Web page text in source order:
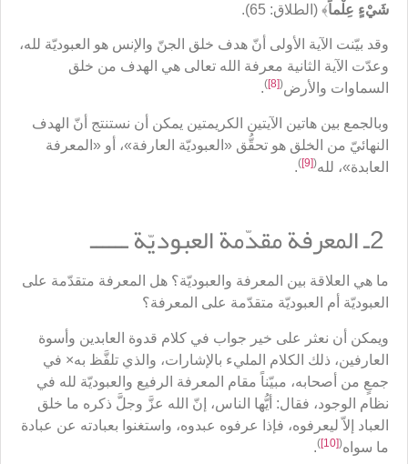
شَيْءٍ عِلْماً﴾ (الطلاق: 65).
وقد بيّنت الآية الأولى أنّ هدف خلق الجنّ والإنس هو العبوديّة لله،
وعدّت الآية الثانية معرفة الله تعالى هي الهدف من خلق
السماوات والأرض(
[8]
)
.
وبالجمع بين هاتين الآيتين الكريمتين يمكن أن نستنتج أنّ الهدف
النهائيّ من الخلق هو تحقُّق «العبوديّة العارفة»، أو «المعرفة
العابدة»، لله(
[9]
)
.
ما هي العلاقة بين المعرفة والعبوديّة؟ هل المعرفة متقدّمة على
العبوديّة أم العبوديّة متقدّمة على المعرفة؟
ويمكن أن نعثر على خير جواب في كلام قدوة العابدين وأسوة
العارفين، ذلك الكلام المليء بالإشارات، والذي تلفَّظ به× في
جمعٍ من أصحابه، مبيّناً مقام المعرفة الرفيع والعبوديّة لله في
نظام الوجود، فقال: أيُّها الناس، إنّ الله عزَّ وجلَّ ذكره ما خلق
العباد إلاّ ليعرفوه، فإذا عرفوه عبدوه، واستغنوا بعبادته عن عبادة
ما سواه(
[10]
)
.